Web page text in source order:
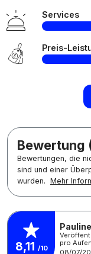
Services
Preis-
Bewertung
Bewertungen, die
sind und einer
wurden. Mehr
8,11 /10
pro
08/07/